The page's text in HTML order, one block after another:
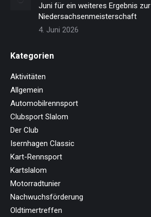
Juni für ein weiteres Ergebnis zur
Niedersachsenmeisterschaft
4. Juni 2026
Kategorien
Aktivitäten
Allgemein
Automobilrennsport
Clubsport Slalom
Der Club
Isernhagen Classic
Kart-Rennsport
Kartslalom
Motorradtunier
Nachwuchsförderung
Oldtimertreffen